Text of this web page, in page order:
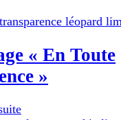
« En Toute
»